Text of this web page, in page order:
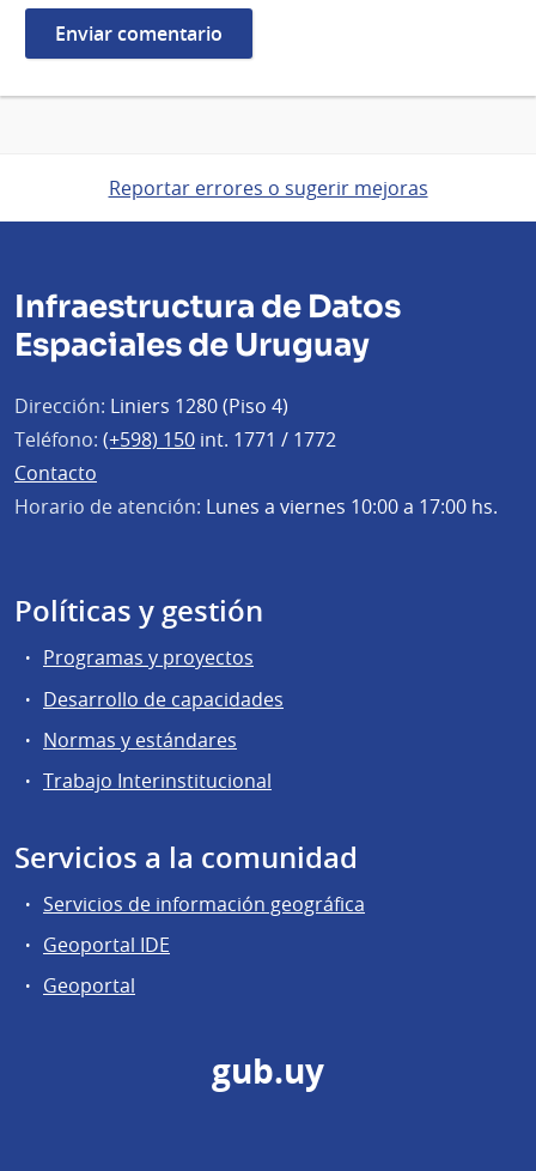
Reportar errores o sugerir mejoras
Infraestructura de Datos
Espaciales de Uruguay
Dirección: Liniers 1280 (Piso 4)
Teléfono: (+598) 150 int. 1771 / 1772
Contacto
Horario de atención: Lunes a viernes 10:00 a 17:00 hs.
Políticas y gestión
Programas y proyectos
Desarrollo de capacidades
Normas y estándares
Trabajo Interinstitucional
Servicios a la comunidad
Servicios de información geográfica
Geoportal IDE
Geoportal
gub.uy